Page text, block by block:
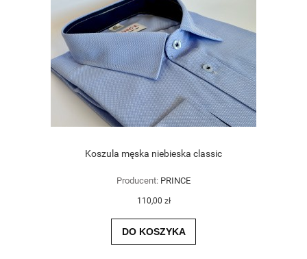
Koszula męska niebieska classic
Producent: PRINCE
110,00 zł
DO KOSZYKA